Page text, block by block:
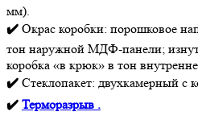
мм).
✔️ Окрас коробки: порошковое
тон наружной МДФ-панели;
коробка «в крюк» в тон
✔️ Стеклопакет: двухкамерный с
✔️ Терморазрыв .